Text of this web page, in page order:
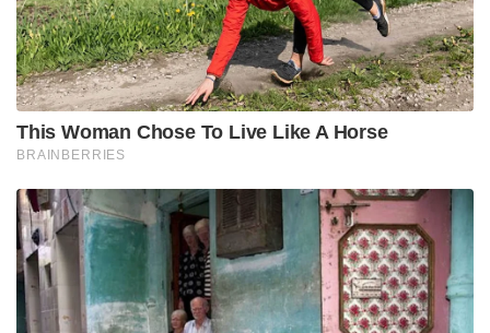
This Woman Chose To Live Like A Horse
BRAINBERRIES